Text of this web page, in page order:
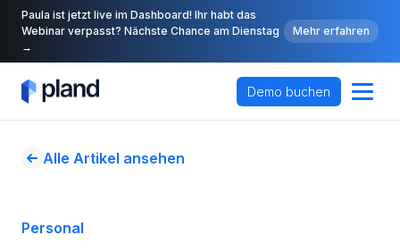
Paula ist jetzt live im Dashboard! Ihr habt das
Webinar verpasst? Nächste Chance am Dienstag
→
Mehr erfahren
Demo buchen
Alle Artikel ansehen
Personal